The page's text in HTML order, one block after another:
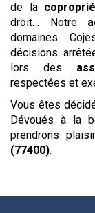
de la
droit… Notre
domaines.
décisions
lors des
respectées et
Vous êtes
Dévoués à la
prendrons
(77400).